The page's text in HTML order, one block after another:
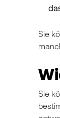
Sie
Sie